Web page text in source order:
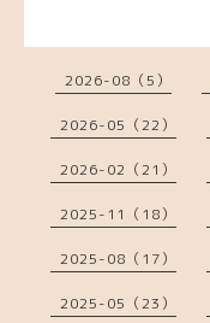
2026-08（5）
2026-05（22）
2026-02（21）
2025-11（18）
2025-08（17）
2025-05（23）